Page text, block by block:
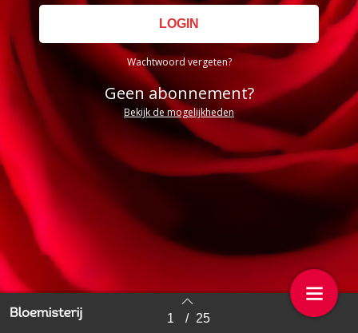
Wachtwoord vergeten?
Geen abonnement?
Bekijk de mogelijkheden
Back to index 1 / 25